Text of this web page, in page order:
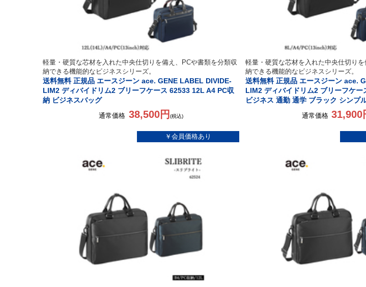
軽量・硬質な芯材を入れた中央仕切りを備え、PCや書類を分類収
納できる機能的なビジネスシリーズ。
送料無料 正規品 エースジーン ace. GENE LABEL DIVIDE-
LIM2 ディバイドリム2 ブリーフケース 62533 12L A4 PC収
納 ビジネスバッグ
通常価格 38,500円 (税込)
軽量・硬質な芯材を入れた中央仕切り
納できる機能的なビジネスシリーズ。
送料無料 正規品 エースジーン ace.
LIM2 ディバイドリム2 ブリーフケ
ビジネス 通勤 通学 ブラック シンプ
通常価格 31,900